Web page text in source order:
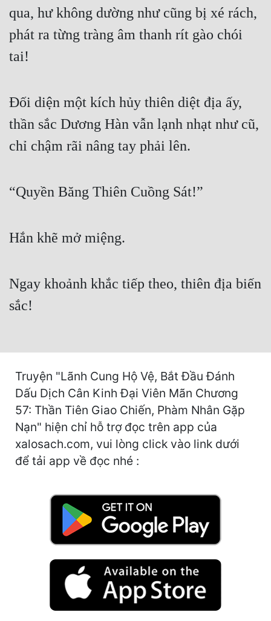
Cổ Tiên Hiệp
Cổ Đại
Du Hí
Dị Giới
Gia Đấu
Góc Nhìn Nữ
Huyền Huyễn
Hài Hước
Hệ Thống
Học Đường
Khoa Huyễn
qua, hư không dường như cũng bị xé rách,
phát ra từng tràng âm thanh rít gào chói
tai!
Đối diện một kích hủy thiên diệt địa ấy,
thần sắc Dương Hàn vẫn lạnh nhạt như cũ,
chỉ chậm rãi nâng tay phải lên.
“Quyền Băng Thiên Cuồng Sát!”
Hắn khẽ mở miệng.
Ngay khoảnh khắc tiếp theo, thiên địa biến
sắc!
Truyện "Lãnh Cung Hộ Vệ, Bắt Đầu Đánh
Dấu Dịch Cân Kinh Đại Viên Mãn Chương
57: Thần Tiên Giao Chiến, Phàm Nhân Gặp
Nạn" hiện chỉ hỗ trợ đọc trên app của
xalosach.com, vui lòng click vào link dưới
để tải app về đọc nhé :